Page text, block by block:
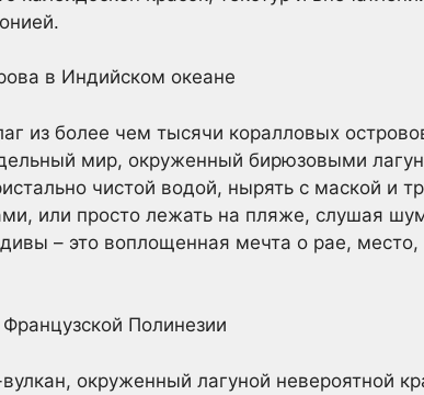
в Индийском океане
из более чем тысячи коралловых
мир, окруженный бирюзовыми
чистой водой, нырять с маской и
или просто лежать на пляже, слушая
– это воплощенная мечта о рае,
Полинезии
окруженный лагуной невероятной